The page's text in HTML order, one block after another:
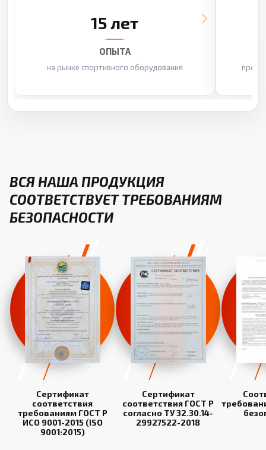
15 лет
ОПЫТА
на рынке спортивного оборудования
ВСЯ НАША ПРОДУКЦИЯ
СООТВЕТСТВУЕТ ТРЕБОВАНИЯМ
БЕЗОПАСНОСТИ
Сертификат
соответствия
требованиям ГОСТ Р
ИСО 9001-2015 (ISO
9001:2015)
Сертификат
соответствия ГОСТ Р
согласно ТУ 32.30.14-
29927522-2018